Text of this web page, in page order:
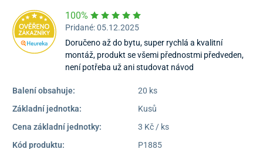
100%
Pridané: 05.12.2025
Doručeno až do bytu, super rychlá a kvalitní
montáž, produkt se všemi přednostmi předveden,
není potřeba už ani studovat návod
Balení obsahuje:
20 ks
Základní jednotka:
Kusů
Cena základní jednotky:
3 Kč / ks
Kód produktu:
P1885